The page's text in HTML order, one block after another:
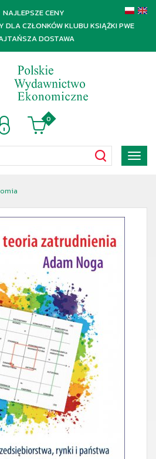
NAJLEPSZE CENY
DLA CZŁONKÓW KLUBU KSIĄŻKI PWE
DOSTAWA
0
Pokaż
menu